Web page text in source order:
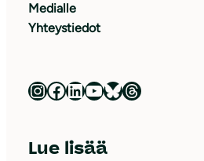
Medialle
Yhteystiedot
Luonnonsuojeluliitto Instagramissa Luonnonsuojeluliitto Facebookissa Luonnonsuojeluliitto LinkedInissä Luonnonsuojeluliiton YouTube-kanava Luonnonsuojeluliitto Blueskyssa Luonnonsuojeluliitto Threadsissa
Lue lisää